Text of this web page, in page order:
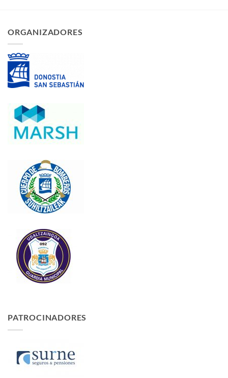
ORGANIZADORES
PATROCINADORES